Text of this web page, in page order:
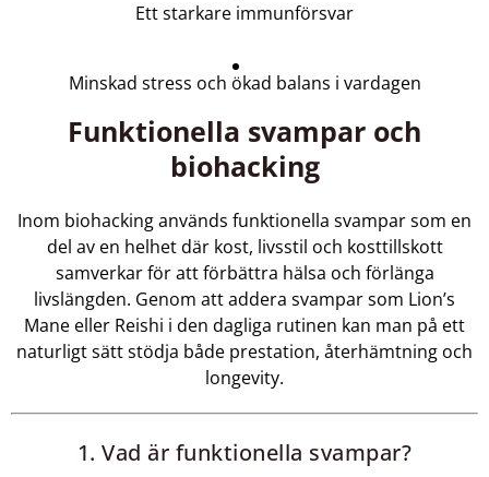
Ett starkare immunförsvar
Minskad stress och ökad balans i vardagen
Funktionella svampar och
biohacking
Inom biohacking används funktionella svampar som en
del av en helhet där kost, livsstil och kosttillskott
samverkar för att förbättra hälsa och förlänga
livslängden. Genom att addera svampar som Lion’s
Mane eller Reishi i den dagliga rutinen kan man på ett
naturligt sätt stödja både prestation, återhämtning och
longevity.
1. Vad är funktionella svampar?